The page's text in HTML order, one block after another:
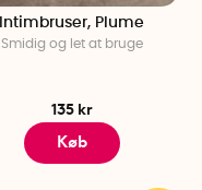
Intimbruser, Plume
Smidig og let at bruge
135 kr
Køb